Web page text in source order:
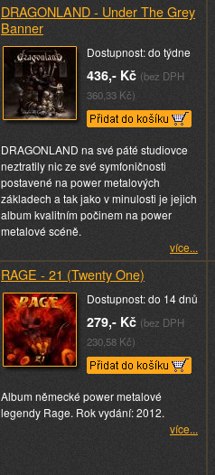
DRAGONLAND - Under The Grey
Banner
Dostupnost: do týdne
436,- Kč (bez DPH
360,33 Kč)
DRAGONLAND na své páté studiovce
neztratily nic ze své symfoničnosti
postavené na power metalových
základech a tak jako v minulosti je jejich
album kvalitním počinem na power
metalové scéně.
více...
RAGE - 21 (Twenty One)
Dostupnost: do 14 dnů
279,- Kč (bez DPH
230,58 Kč)
Album německé power metalové
legendy Rage. Rok vydání: 2012.
více...